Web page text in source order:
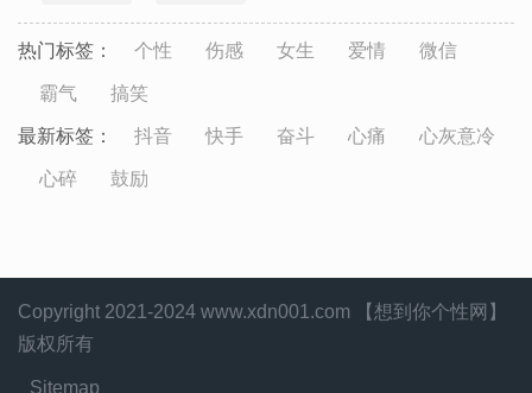
热门标签： 个性 伤感 女生 爱情 微信
霸气 搞笑
最新标签： 抖音 快手 奋斗 心痛 心灰意冷
心碎 鼓励
Copyright 2021-2024 www.xdn001.com 【想到你个性网】
版权所有
Sitemap